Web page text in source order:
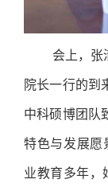
会上，张
院长一行的到
中科硕博团队
特色与发展愿
业教育多年，